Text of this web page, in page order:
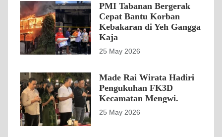
PMI Tabanan Bergerak
Cepat Bantu Korban
Kebakaran di Yeh Gangga
Kaja
25 May 2026
Made Rai Wirata Hadiri
Pengukuhan FK3D
Kecamatan Mengwi.
25 May 2026